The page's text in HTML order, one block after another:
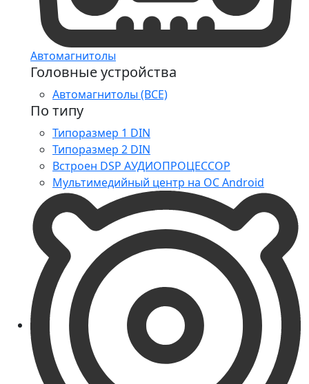
Автомагнитолы
Головные устройства
Автомагнитолы (ВСЕ)
По типу
Типоразмер 1 DIN
Типоразмер 2 DIN
Встроен DSP АУДИОПРОЦЕССОР
Мультимедийный центр на ОС Android